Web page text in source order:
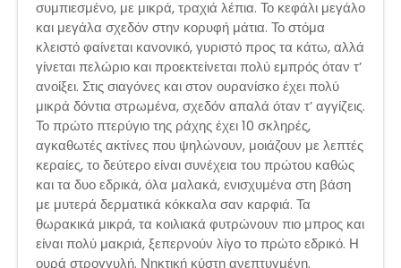
συμπιεσμένο, με μικρά, τραχιά λέπια. Το κεφάλι μεγάλο
και μεγάλα σχεδόν στην κορυφή μάτια. Το στόμα
κλειστό φαίνεται κανονικό, γυριστό προς τα κάτω, αλλά
γίνεται πελώριο και προεκτείνεται πολύ εμπρός όταν τ’
ανοίξει. Στις σιαγόνες και στον ουρανίσκο έχει πολύ
μικρά δόντια στρωμένα, σχεδόν απαλά όταν τ’ αγγίζεις.
Το πρώτο πτερύγιο της ράχης έχει 10 σκληρές,
αγκαθωτές ακτίνες που ψηλώνουν, μοιάζουν με λεπτές
κεραίες, το δεύτερο είναι συνέχεια του πρώτου καθώς
και τα δυο εδρικά, όλα μαλακά, ενισχυμένα στη βάση
με μυτερά δερματικά κόκκαλα σαν καρφιά. Τα
θωρακικά μικρά, τα κοιλιακά φυτρώνουν πιο μπρος και
είναι πολύ μακριά, ξεπερνούν λίγο το πρώτο εδρικό. Η
ουρά στρογγυλή. Νηκτική κύστη ανεπτυγμένη.